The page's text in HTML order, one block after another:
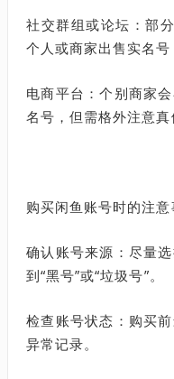
社交群组或论坛：部
个人或商家出售实名号
电商平台：个别商家
名号，但需格外注意真
购买闲鱼账号时的注意
确认账号来源：尽量
到“黑号”或“垃圾号”。
检查账号状态：购买
异常记录。